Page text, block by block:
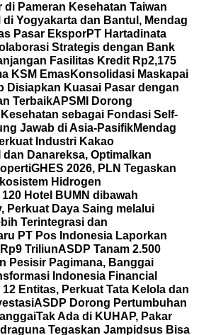
di Pameran Kesehatan Taiwan
di Yogyakarta dan Bantul, Mendag
Pasar EksporPT Hartadinata
Strategis dengan Bank
Fasilitas Kredit Rp2,175
KSM EmasKonsolidasi Maskapai
Disiapkan Kuasai Pasar dengan
TerbaikAPSMI Dorong
sebagai Fondasi Self-
Jawab di Asia-PasifikMendag
Industri Kakao
dan Danareksa, Optimalkan
GHES 2026, PLN Tegaskan
Hidrogen
Hotel BUMN dibawah
Perkuat Daya Saing melalui
Terintegrasi dan
PT Pos Indonesia Laporkan
TriliunASDP Tanam 2.500
Pesisir Pagimana, Banggai
Indonesia Financial
Entitas, Perkuat Tata Kelola dan
ASDP Dorong Pertumbuhan
Tak Ada di KUHAP, Pakar
Tegaskan Jampidsus Bisa